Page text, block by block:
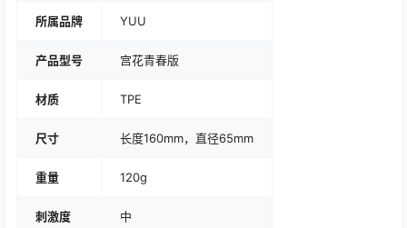
所属品牌 YUU
产品型号 宫花青春版
材质 TPE
尺寸 长度160mm，直径65mm
重量 120g
刺激度 中